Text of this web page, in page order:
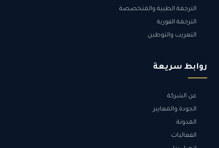
الترجمة الطبية والمتخصصة
الترجمة الفورية
التعريب والتوطين
روابط سريعة
عن الشركة
الجودة والمعايير
المدونة
الفعاليات